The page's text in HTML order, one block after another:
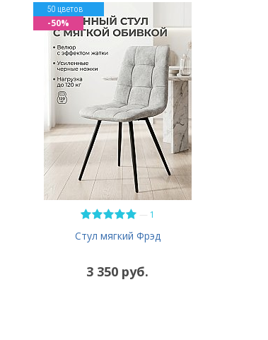
— 1
Стул мягкий Фрэд
50 цветов
3 350 руб.
-50%